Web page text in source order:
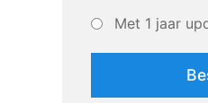
Met 1 jaar